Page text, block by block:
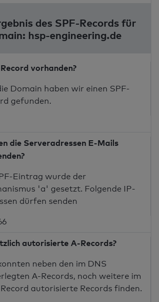
des SPF-Records für
hsp-engineering.de
vorhanden?
Domain haben wir einen SPF-
gefunden.
die Serveradressen E-Mails
Eintrag wurde der
'a' gesetzt. Folgende IP-
dürfen senden
autorisierte A-Records?
neben den im DNS
A-Records, noch weitere im
autorisierte Records finden.